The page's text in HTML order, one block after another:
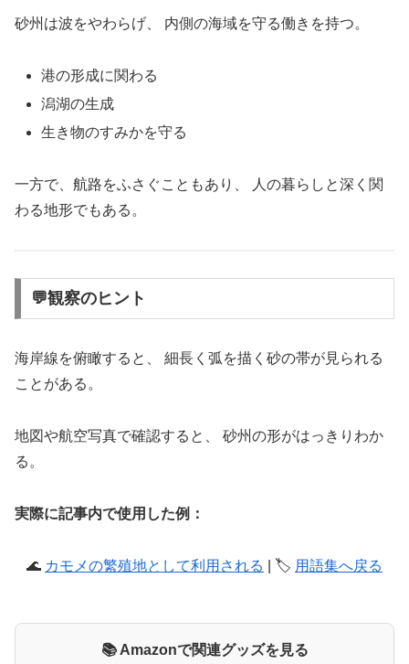
砂州は波をやわらげ、 内側の海域を守る働きを持つ。
港の形成に関わる
潟湖の生成
生き物のすみかを守る
一方で、航路をふさぐこともあり、 人の暮らしと深く関
わる地形でもある。
💬観察のヒント
海岸線を俯瞰すると、 細長く弧を描く砂の帯が見られる
ことがある。
地図や航空写真で確認すると、 砂州の形がはっきりわか
る。
実際に記事内で使用した例：
🌊 カモメの繁殖地として利用される | 🏷️ 用語集へ戻る
📚 Amazonで関連グッズを見る